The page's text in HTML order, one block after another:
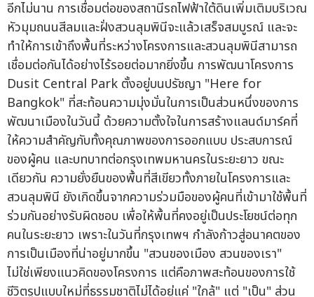
อีกไม่นาน การเชื่อมต่อของสถานีรถไฟฟ้าใต้ดินเพิ่มเติมบริเวณ
หัวมุมถนนสีลมและฝั่งสวนลุมพินีจะแล้วเสร็จสมบูรณ์ และจะ
ทำให้การเข้าถึงพื้นที่ระหว่างโครงการและสวนลุมพินีสามารถ
เชื่อมต่อกันได้อย่างไร้รอยต่อมากยิ่งขึ้น การพัฒนาโครงการ
Dusit Central Park ตั้งอยู่บนปรัชญา "Here for
Bangkok" ที่สะท้อนความมุ่งมั่นในการเป็นส่วนหนึ่งของการ
พัฒนาเมืองในวันนี้ ด้วยความตั้งใจในการสร้างแลนด์มาร์คที่
ให้ความสำคัญกับทั้งคุณภาพของการออกแบบ ประสบการณ์
ของผู้คน และบทบาทต่อกรุงเทพมหานครในระยะยาว ขณะ
เดียวกัน ความยั่งยืนของพื้นที่สีเขียวทั้งภายในโครงการและ
สวนลุมพินี ยังเกิดขึ้นจากความร่วมมือของผู้คนที่เข้ามาใช้พื้นที่
ร่วมกันอย่างรับผิดชอบ เพื่อให้พื้นที่คงอยู่เป็นประโยชน์ต่อทุก
คนในระยะยาว เพราะในวันที่กรุงเทพฯ กำลังก้าวสู่อนาคตของ
การเป็นเมืองที่น่าอยู่มากขึ้น "สวนของเมือง สวนของเรา"
ไม่ใช่เพียงแนวคิดของโครงการ แต่คือภาพสะท้อนของการใช้
ชีวิตรูปแบบใหม่ที่ธรรมชาติไม่ได้อยู่แค่ "ใกล้" แต่ "เป็น" ส่วน